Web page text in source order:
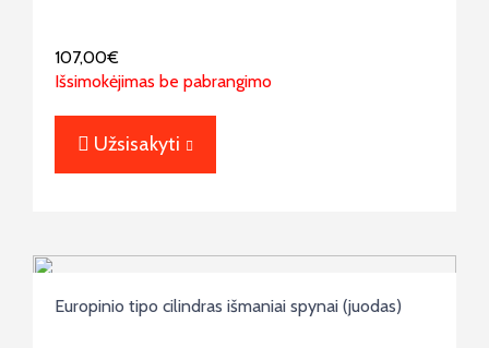
107,00€
Išsimokėjimas be pabrangimo
Užsisakyti
Europinio tipo cilindras išmaniai spynai (juodas)